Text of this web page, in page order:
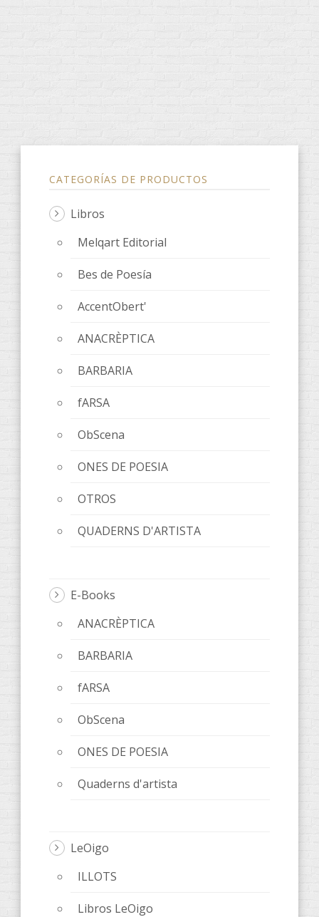
CATEGORÍAS DE PRODUCTOS
Libros
Melqart Editorial
Bes de Poesía
AccentObert'
ANACRÈPTICA
BARBARIA
fARSA
ObScena
ONES DE POESIA
OTROS
QUADERNS D'ARTISTA
E-Books
ANACRÈPTICA
BARBARIA
fARSA
ObScena
ONES DE POESIA
Quaderns d'artista
LeOigo
ILLOTS
Libros LeOigo